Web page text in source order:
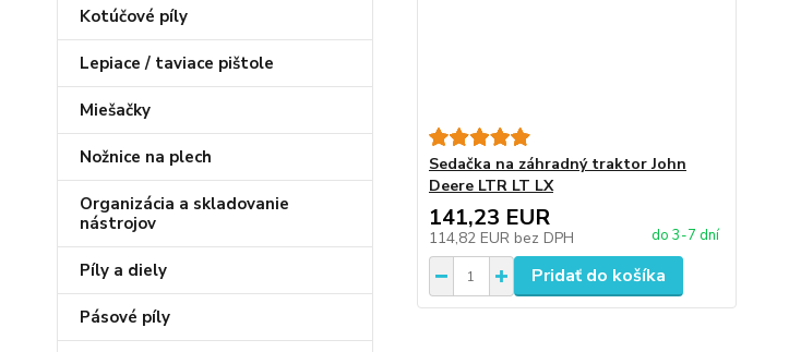
Kotúčové píly
Lepiace / taviace pištole
Miešačky
Nožnice na plech
Organizácia a skladovanie
nástrojov
Píly a diely
Pásové píly
Sedačka na záhradný traktor John
Deere LTR LT LX
141,23 EUR
114,82 EUR bez DPH do 3-7 dní
Pridať do košíka